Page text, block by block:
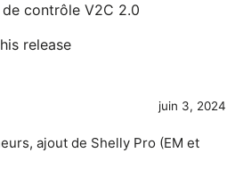
contrôle V2C 2.0
release
juin 3, 2024
ajout de Shelly Pro (EM et